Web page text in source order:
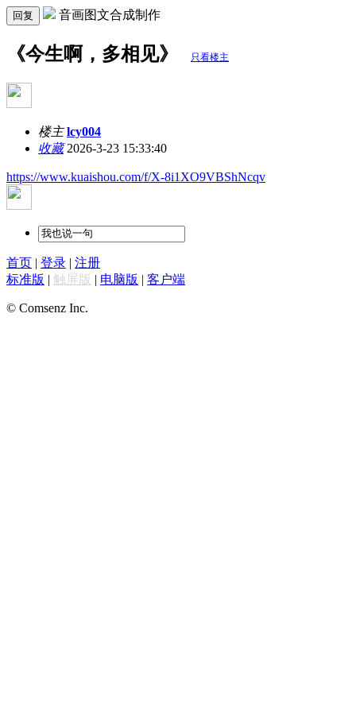
回复 音画图文合成制作
《今生啊，多相见》 只看楼主
楼主 lcy004
收藏2026-3-23 15:33:40
https://www.kuaishou.com/f/X-8i1XO9VBShNcqv
首页 | 登录 | 注册
标准版 | 触屏版 | 电脑版 | 客户端
© Comsenz Inc.